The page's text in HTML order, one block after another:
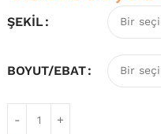
ŞEKIL
BOYUT/EBAT